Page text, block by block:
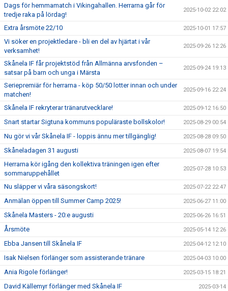
Dags för hemmamatch i Vikingahallen. Herrarna går för
tredje raka på lördag!
2025-10-02 22:02
Extra årsmöte 22/10 2025-10-01 17:57
Vi söker en projektledare - bli en del av hjärtat i vår
verksamhet!
2025-09-26 12:26
Skånela IF får projektstöd från Allmänna arvsfonden –
satsar på barn och unga i Märsta
2025-09-24 19:13
Seriepremiär för herrarna - köp 50/50 lotter innan och under
matchen!
2025-09-16 22:24
Skånela IF rekryterar tränarutvecklare! 2025-09-12 16:50
Snart startar Sigtuna kommuns populäraste bollskolor! 2025-08-29 00:54
Nu gör vi vår Skånela IF - loppis ännu mer tillgänglig! 2025-08-28 09:50
Skåneladagen 31 augusti 2025-08-07 19:54
Herrarna kör igång den kollektiva träningen igen efter
sommaruppehållet
2025-07-28 10:53
Nu släpper vi våra säsongskort! 2025-07-22 22:47
Anmälan öppen till Summer Camp 2025! 2025-06-27 11:00
Skånela Masters - 20:e augusti 2025-06-26 16:51
Årsmöte 2025-05-14 12:26
Ebba Jansen till Skånela IF 2025-04-12 12:10
Isak Nielsen förlänger som assisterande tränare 2025-04-03 10:00
Ania Rigole förlänger! 2025-03-15 18:21
David Källemyr förlänger med Skånela IF 2025-03-14